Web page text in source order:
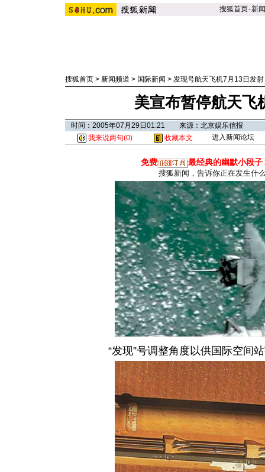
搜狐首页-新闻
搜狐首页 > 新闻频道 > 国际新闻 > 发现号航天飞机7月13日发射
美宣布暂停航天飞
时间：2005年07月29日01:21 来源：北京娱乐信报
我来说两句(0) 收藏本文 进入新闻论坛
免费 最经典的幽默小段子
搜狐新闻，告诉你正在发生什
“发现”号调整角度以供国际空间